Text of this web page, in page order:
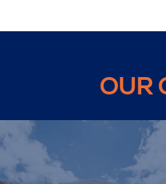
OUR